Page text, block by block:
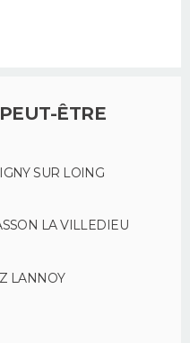
ÊTRE
SUR LOING
LA VILLEDIEU
LANNOY